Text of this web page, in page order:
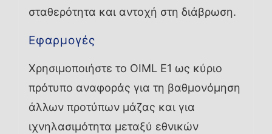
σταθερότητα και αντοχή στη διάβρωση.
Εφαρμογές
Χρησιμοποιήστε το OIML E1 ως κύριο
πρότυπο αναφοράς για τη βαθμονόμηση
άλλων προτύπων μάζας και για
ιχνηλασιμότητα μεταξύ εθνικών